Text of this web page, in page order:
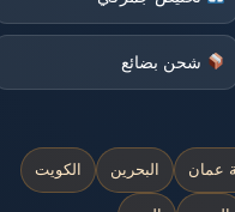
شحن بضائع
عمان البحرين الكويت